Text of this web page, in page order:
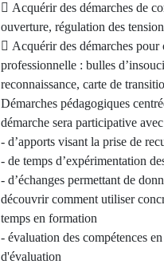
 Acquérir des démarches de
ouverture, régulation des
 Acquérir des démarches
professionnelle : bulles
reconnaissance, carte de
Démarches pédagogiques
démarche sera participative
- d’apports visant la prise de
- de temps d’expérimentation
- d’échanges permettant de
découvrir comment utiliser
temps en formation
- évaluation des compétences
d'évaluation